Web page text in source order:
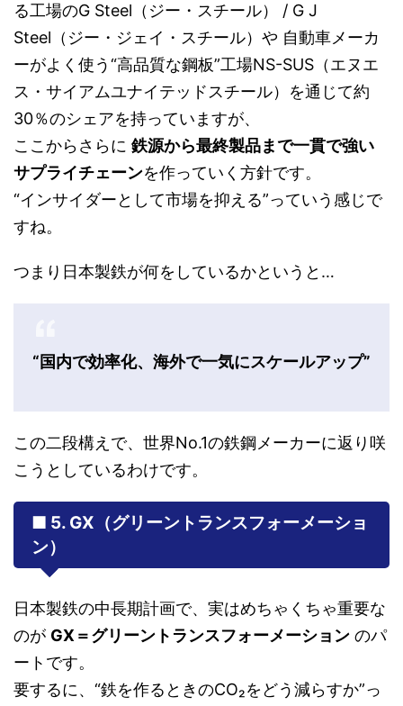
る工場のG Steel（ジー・スチール） / G J
Steel（ジー・ジェイ・スチール）や 自動車メーカ
ーがよく使う“高品質な鋼板”工場NS-SUS（エヌエ
ス・サイアムユナイテッドスチール）を通じて約
30％のシェアを持っていますが、
ここからさらに 鉄源から最終製品まで一貫で強い
サプライチェーンを作っていく方針です。
“インサイダーとして市場を抑える”っていう感じで
すね。
つまり日本製鉄が何をしているかというと…
“国内で効率化、海外で一気にスケールアップ”
この二段構えで、世界No.1の鉄鋼メーカーに返り咲
こうとしているわけです。
■ 5. GX（グリーントランスフォーメーショ
ン）
日本製鉄の中長期計画で、実はめちゃくちゃ重要な
のが GX＝グリーントランスフォーメーション のパ
ートです。
要するに、“鉄を作るときのCO₂をどう減らすか”っ